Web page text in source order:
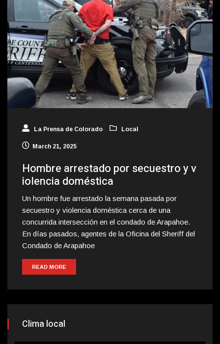
La Prensa de Colorado Local
March 21, 2025
Hombre arrestado por secuestro y v
iolencia doméstica
Un hombre fue arrestado la semana pasada por
secuestro y violencia doméstica cerca de una
concurrida intersección en el condado de Arapahoe.
En días pasados, agentes de la Oficina del Sheriff del
Condado de Arapahoe
READ MORE
Clima local